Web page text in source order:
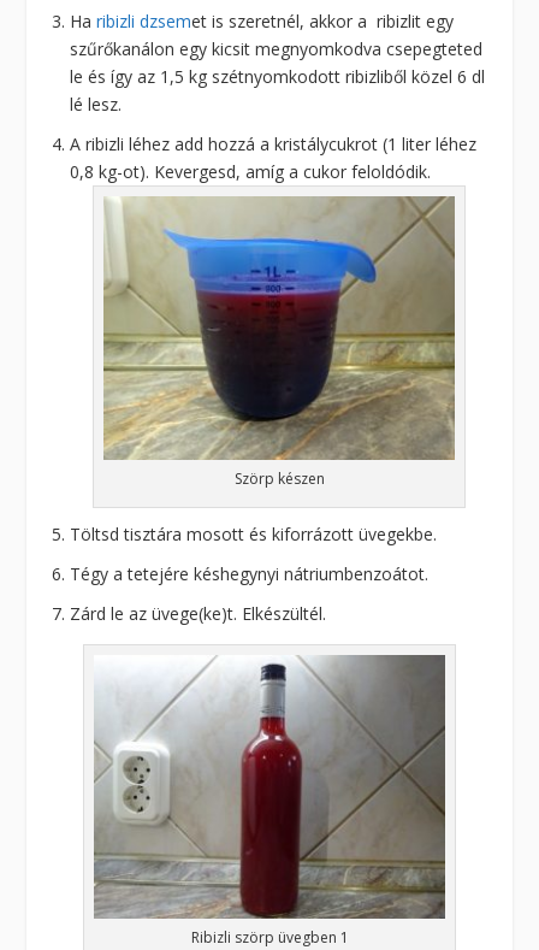
Haribizli dzsemet is szeretnél, akkor a ribizlit egy
szűrőkanálon egy kicsit megnyomkodva csepegteted
le és így az 1,5 kg szétnyomkodott ribizliből közel 6 dl
lé lesz.
A ribizli léhez add hozzá a kristálycukrot (1 liter léhez
0,8 kg-ot). Kevergesd, amíg a cukor feloldódik.
Szörp készen
Töltsd tisztára mosott és kiforrázott üvegekbe.
Tégy a tetejére késhegynyi nátriumbenzoátot.
Zárd le az üvege(ke)t. Elkészültél.
Ribizli szörp üvegben 1